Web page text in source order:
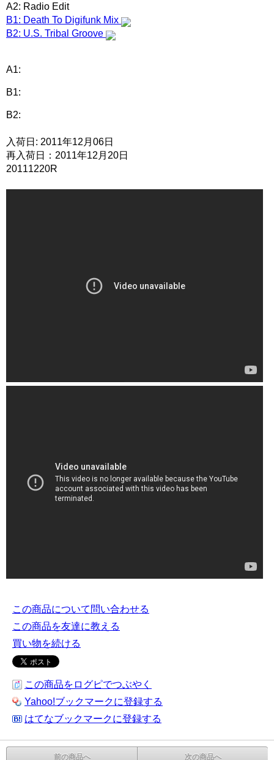
A2: Radio Edit
B1: Death To Digifunk Mix
B2: U.S. Tribal Groove
A1:
B1:
B2:
入荷日: 2011年12月06日
再入荷日：2011年12月20日
20111220R
この商品について問い合わせる
この商品を友達に教える
買い物を続ける
この商品をログピでつぶやく
Yahoo!ブックマークに登録する
はてなブックマークに登録する
前の商品へ 次の商品へ